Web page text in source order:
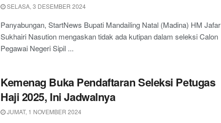
SELASA, 3 DESEMBER 2024
Panyabungan, StartNews Bupati Mandailing Natal (Madina) HM Jafar
Sukhairi Nasution mengaskan tidak ada kutipan dalam seleksi Calon
Pegawai Negeri Sipil ...
Kemenag Buka Pendaftaran Seleksi Petugas
Haji 2025, Ini Jadwalnya
JUMAT, 1 NOVEMBER 2024